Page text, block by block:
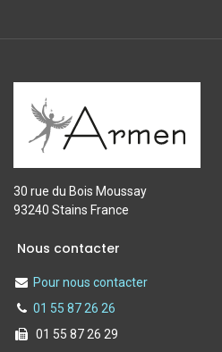
30 rue du Bois Moussay
93240 Stains France
Nous contacter
Pour nous contacter
01 55 87 26 26
01 55 87 26 29